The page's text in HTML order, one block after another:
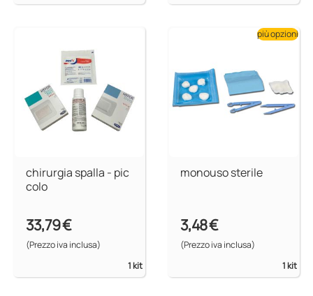
chirurgia spalla - pic
colo
33,79 €
(Prezzo iva inclusa)
1 kit
monouso sterile
3,48 €
(Prezzo iva inclusa)
1 kit
più opzioni